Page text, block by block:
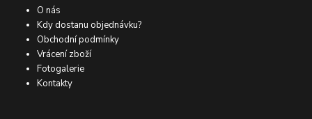
O nás
Kdy dostanu objednávku?
Obchodní podmínky
Vrácení zboží
Fotogalerie
Kontakty